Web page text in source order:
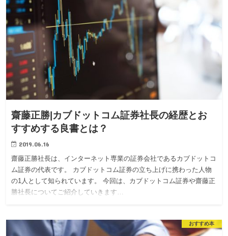
齋藤正勝|カブドットコム証券社長の経歴とお
すすめする良書とは？
2019.06.16
齋藤正勝社長は、インターネット専業の証券会社であるカブドットコ
ム証券の代表です。 カブドットコム証券の立ち上げに携わった人物
の1人として知られています。 今回は、カブドットコム証券や齋藤正
勝社長についてご紹介していきます…
おすすめ本